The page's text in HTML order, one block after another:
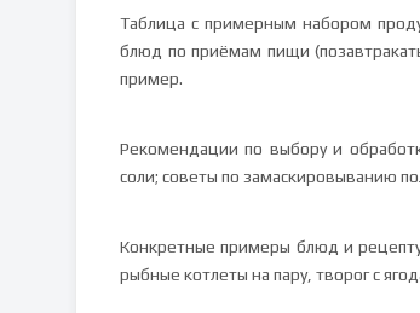
Таблица с примерным набором
блюд по приёмам пищи
пример.
Рекомендации по выбору и
соли; советы по замаскировыванию
Конкретные примеры блюд и
рыбные котлеты на пару, творог с